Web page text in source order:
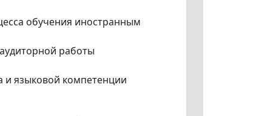
обучения иностранным
работы
и языковой компетенции